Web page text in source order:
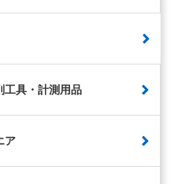
工具・計測用品
ア